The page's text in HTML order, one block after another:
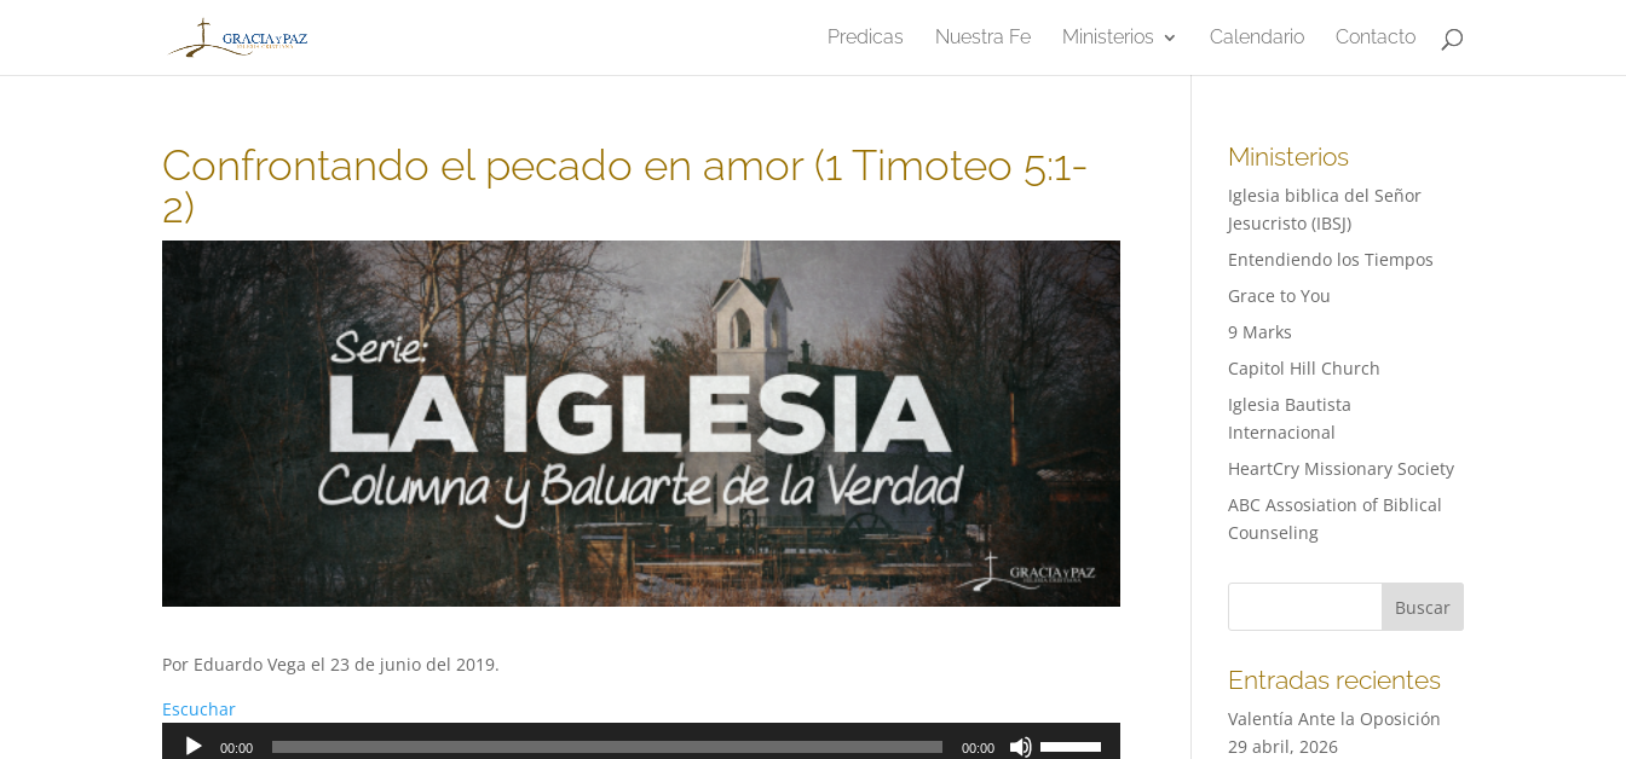
Predicas Nuestra Fe Ministerios Calendario Contacto
Confrontando el pecado en amor (1 Timoteo 5:1-
2)
Por Eduardo Vega el 23 de junio del 2019.
Escuchar
Reproductor
00:00 00:00
Ministerios
Iglesia biblica del Señor
Jesucristo (IBSJ)
Entendiendo los Tiempos
Grace to You
9 Marks
Capitol Hill Church
Iglesia Bautista
Internacional
HeartCry Missionary Society
ABC Assosiation of Biblical
Counseling
Entradas recientes
Valentía Ante la Oposición
29 abril, 2026